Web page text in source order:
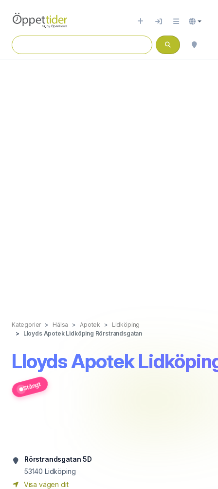
Kategorier Hälsa Apotek
Lidköping
Lloyds Apotek Lidköping Rörstrandsgatan
Lloyds Apotek
Stängt
Rörstrandsgatan 5D
53140 Lidköping
Visa vägen dit